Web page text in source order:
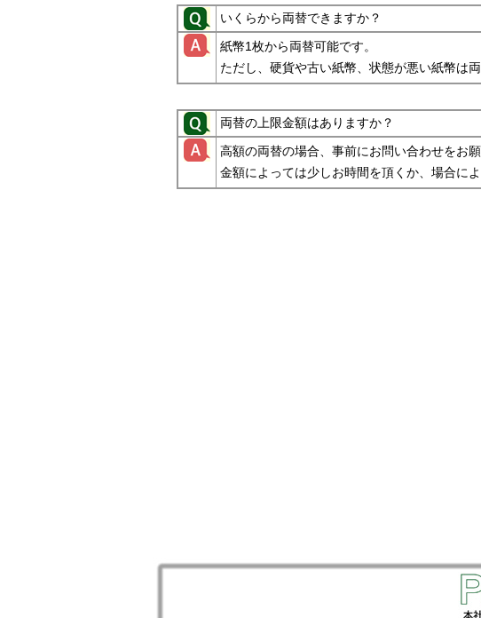
いくらから両替できますか？
紙幣1枚から両替可能です。
ただし、硬貨や古い紙幣、状態が悪い紙幣は
両替の上限金額はありますか？
高額の両替の場合、事前にお問い合わせをお願
金額によっては少しお時間を頂くか、場合に